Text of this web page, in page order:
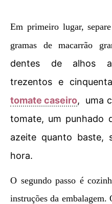
Em primeiro lugar,
gramas de macarrão
dentes de alhos
trezentos e
tomate caseiro, uma
tomate, um punhado
azeite quanto baste,
hora.
O segundo passo é
instruções da embalagem.